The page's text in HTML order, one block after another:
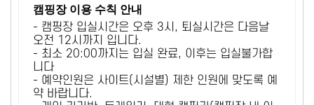
캠핑장 이용 수칙 안내
- 캠핑장 입실시간은 오후 3시, 퇴실시간은 다음날
오전 12시까지 입니다.
- 최소 20:00까지는 입실 완료, 이후는 입실불가합
니다
- 예약인원은 사이트(시설별) 제한 인원에 맞도록 예
약 바랍니다.